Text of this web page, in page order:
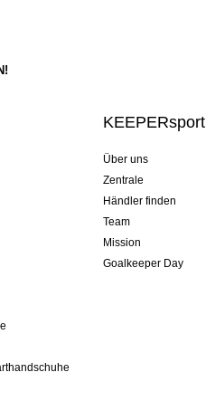
KEEPERsport
Über uns
Zentrale
Händler finden
Team
Mission
Goalkeeper Day